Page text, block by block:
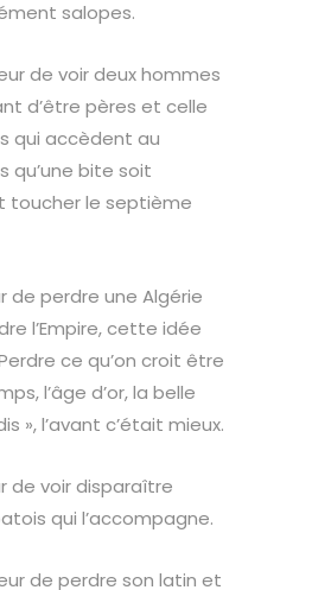
salopes.
de voir deux hommes
d’être pères et celle
qui accèdent au
qu’une bite soit
toucher le septième
de perdre une Algérie
l’Empire, cette idée
ce qu’on croit être
l’âge d’or, la belle
», l’avant c’était mieux.
de voir disparaître
qui l’accompagne.
de perdre son latin et